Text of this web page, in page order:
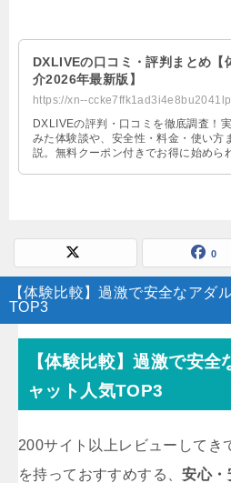
DXLIVEの口コミ・評判まとめ【
介2026年最新版】
DXLIVEの評判・口コミを徹底調査！
みた体験談や、安全性・料金・使い方
説。無料クーポン付きでお得に始めら
0
【体験比較】過激で安全なアダ
TOP3
【体験比較】過激で安
ャット人気TOP3
200サイト以上レビューしてき
を持っておすすめする、安心・